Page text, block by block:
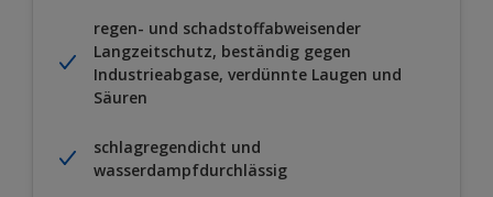
regen- und schadstoffabweisender
Langzeitschutz, beständig gegen
Industrieabgase, verdünnte Laugen und
Säuren
schlagregendicht und
wasserdampfdurchlässig